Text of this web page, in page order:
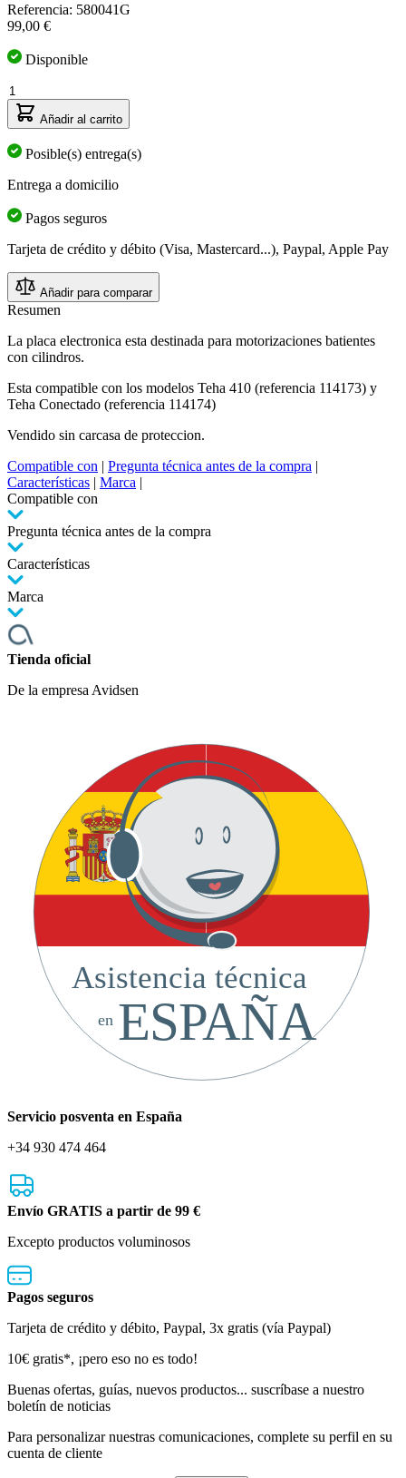
Referencia: 580041G
99,00 €
Disponible
Cantidad
Añadir al carrito
Posible(s) entrega(s)
Entrega a domicilio
Pagos seguros
Tarjeta de crédito y débito (Visa, Mastercard...), Paypal, Apple Pay
Añadir para comparar
Resumen
La placa electronica esta destinada para motorizaciones batientes
con cilindros.
Esta compatible con los modelos Teha 410 (referencia 114173) y
Teha Conectado (referencia 114174)
Vendido sin carcasa de proteccion.
Compatible con | Pregunta técnica antes de la compra |
Características | Marca |
Compatible con
Pregunta técnica antes de la compra
Características
Marca
Tienda oficial
De la empresa Avidsen
Asistencia técnica
ESPAÑA
en
Servicio posventa en España
+34 930 474 464
Envío GRATIS a partir de 99 €
Excepto productos voluminosos
Pagos seguros
Tarjeta de crédito y débito, Paypal, 3x gratis (vía Paypal)
Boletín
de
noticias
10€ gratis*, ¡pero eso no es todo!
Buenas ofertas, guías, nuevos productos... suscríbase a nuestro
boletín de noticias
Para personalizar nuestras comunicaciones, complete su perfil en su
cuenta de cliente